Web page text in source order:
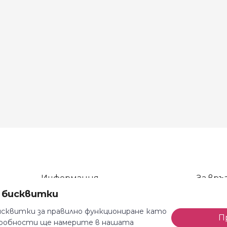
Информация
Общи условия
Декларация за поверителност
Доставка и плащане
За
тел:
e-mail:
бисквитки
за правилно функциониране като
ще намерите в нашата